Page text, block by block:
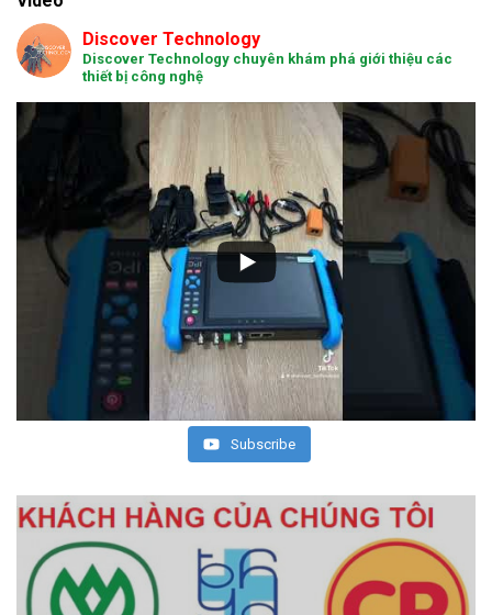
Discover Technology
Discover Technology chuyên khám phá giới thiệu các
thiết bị công nghệ
Subscribe